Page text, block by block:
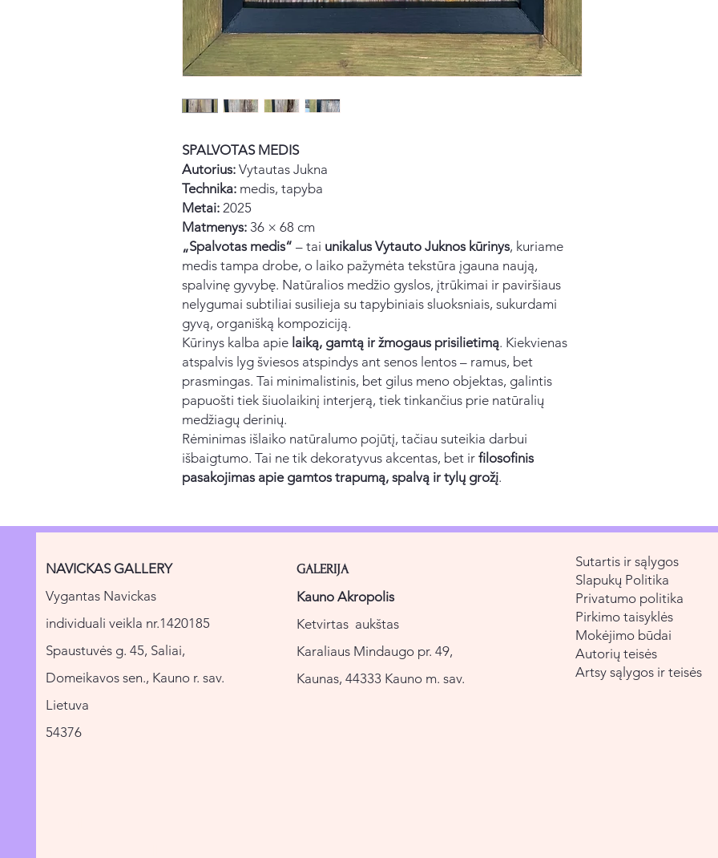
SPALVOTAS MEDIS
Autorius: Vytautas Jukna
Technika: medis, tapyba
Metai: 2025
Matmenys: 36 × 68 cm
„Spalvotas medis“ – tai unikalus Vytauto Juknos kūrinys, kuriame
medis tampa drobe, o laiko pažymėta tekstūra įgauna naują,
spalvinę gyvybę. Natūralios medžio gyslos, įtrūkimai ir paviršiaus
nelygumai subtiliai susilieja su tapybiniais sluoksniais, sukurdami
gyvą, organišką kompoziciją.
Kūrinys kalba apie laiką, gamtą ir žmogaus prisilietimą. Kiekvienas
atspalvis lyg šviesos atspindys ant senos lentos – ramus, bet
prasmingas. Tai minimalistinis, bet gilus meno objektas, galintis
papuošti tiek šiuolaikinį interjerą, tiek tinkančius prie natūralių
medžiagų derinių.
Rėminimas išlaiko natūralumo pojūtį, tačiau suteikia darbui
išbaigtumo. Tai ne tik dekoratyvus akcentas, bet ir filosofinis
pasakojimas apie gamtos trapumą, spalvą ir tylų grožį.
NAVICKAS GALLERY
Vygantas Navickas
individuali veikla nr.1420185
Spaustuvės g. 45, Saliai,
Domeikavos sen., Kauno r. sav.
Lietuva
54376
GALERIJA
Kauno Akropolis
Ketvirtas aukštas
Karaliaus Mindaugo pr. 49,
Kaunas, 44333 Kauno m. sav.
Sutartis ir sąlygos
Slapukų Politika
Privatumo politika
Pirkimo taisyklės
Mokėjimo būdai
Autorių teisės
Artsy sąlygos ir teisės